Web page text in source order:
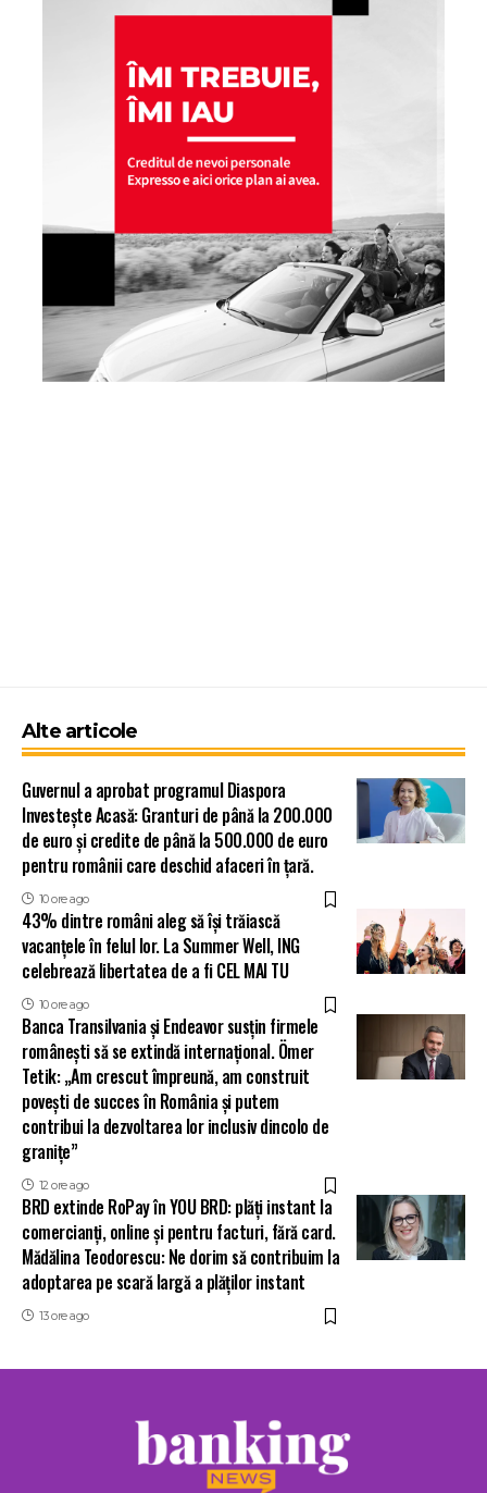
Alte articole
Guvernul a aprobat programul Diaspora
Investește Acasă: Granturi de până la 200.000
de euro și credite de până la 500.000 de euro
pentru românii care deschid afaceri în țară.
10 ore ago
43% dintre români aleg să își trăiască
vacanțele în felul lor. La Summer Well, ING
celebrează libertatea de a fi CEL MAI TU
10 ore ago
Banca Transilvania și Endeavor susțin firmele
românești să se extindă internațional. Ömer
Tetik: „Am crescut împreună, am construit
povești de succes în România și putem
contribui la dezvoltarea lor inclusiv dincolo de
granițe”
12 ore ago
BRD extinde RoPay în YOU BRD: plăți instant la
comercianți, online și pentru facturi, fără card.
Mădălina Teodorescu: Ne dorim să contribuim la
adoptarea pe scară largă a plăților instant
13 ore ago